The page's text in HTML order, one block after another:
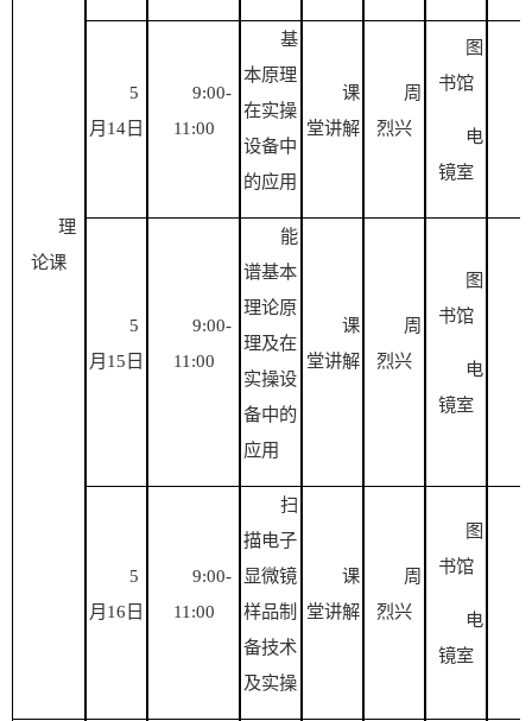
理
论课
5
月 14日
9:00-
11 :00
基
本原理
在实操
设备中
的应用
课
堂讲解
周
烈兴
图
书馆
电
镜室
5
月 15日
9:00-
11 :00
能
谱基本
理论原
理及在
实操设
备中的
应用
课
堂讲解
周
烈兴
图
书馆
电
镜室
5
月 16日
9:00-
11 :00
扫
描电子
显微镜
样品制
备技术
及实操
课
堂讲解
周
烈兴
图
书馆
电
镜室